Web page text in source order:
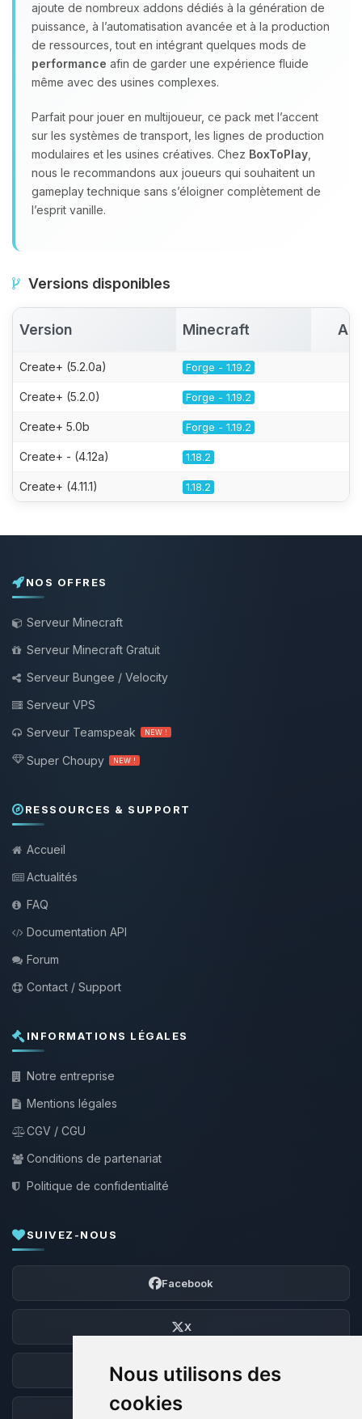
Nous utilisons des
cookies
ajoute de nombreux addons dédiés à la génération de
puissance, à l’automatisation avancée et à la production
de ressources, tout en intégrant quelques mods de
performance afin de garder une expérience fluide
même avec des usines complexes.
Parfait pour jouer en multijoueur, ce pack met l’accent
sur les systèmes de transport, les lignes de production
modulaires et les usines créatives. Chez BoxToPlay
nous le recommandons aux joueurs qui souhaitent un
gameplay technique sans s’éloigner complètement de
l’esprit vanille.
Versions disponibles
Version Minecraft
Create+ (5.2.0a) Forge - 1.19.2
Create+ (5.2.0) Forge - 1.19.2
Create+ 5.0b Forge - 1.19.2
Create+ - (4.12a) 1.18.2
Create+ (4.11.1) 1.18.2
NOS OFFRES
Serveur Minecraft
Serveur Minecraft Gratuit
Serveur Bungee / Velocity
Serveur VPS
Serveur Teamspeak
NEW !
Super Choupy NEW !
RESSOURCES & SUPPORT
Accueil
Actualités
FAQ
Documentation API
Forum
Contact / Support
INFORMATIONS LÉGALES
Notre entreprise
Mentions légales
CGV / CGU
Conditions de partenariat
Politique de confidentialité
SUIVEZ-NOUS
Facebook
X
Discord
Forum